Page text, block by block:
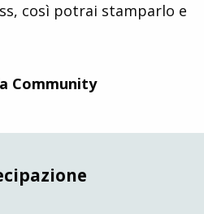
così potrai stamparlo e
Community